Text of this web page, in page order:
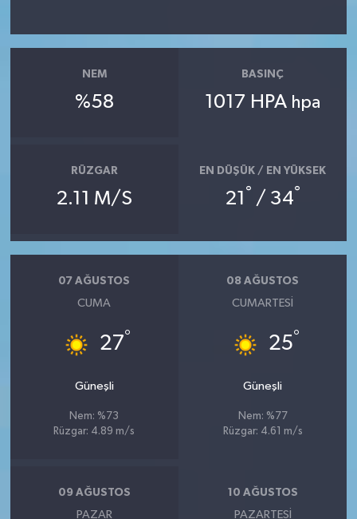
NEM
%58
BASINÇ
1017 HPA hpa
RÜZGAR
2.11 M/S
EN DÜŞÜK / EN YÜKSEK
21 ° / 34°
07 AĞUSTOS
CUMA
27°
Güneşli
Nem: %73
Rüzgar: 4.89 m/s
08 AĞUSTOS
CUMARTESI
25°
Güneşli
Nem: %77
Rüzgar: 4.61 m/s
09 AĞUSTOS
PAZAR
10 AĞUSTOS
PAZARTESI